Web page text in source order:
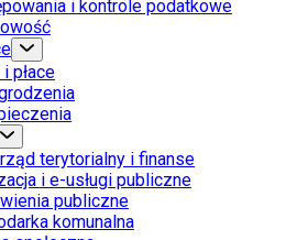
i kontrole podatkowe
płace
terytorialny i finanse
i e-usługi publiczne
publiczne
komunalna